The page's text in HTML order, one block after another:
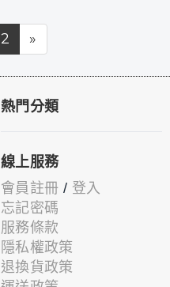
2 »
熱門分類
線上服務
會員註冊 / 登入
忘記密碼
服務條款
隱私權政策
退換貨政策